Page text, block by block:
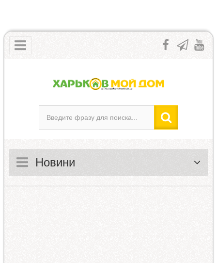
Новини